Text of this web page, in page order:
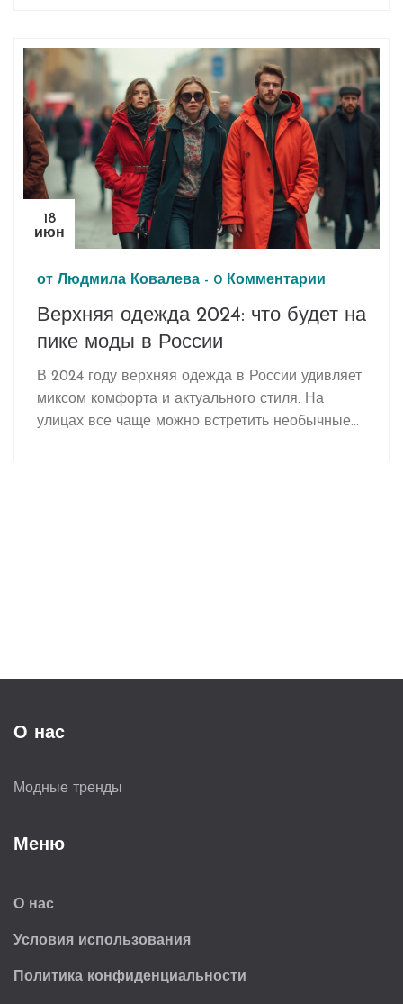
18
июн
от Людмила Ковалева - 0 Комментарии
Верхняя одежда 2024: что будет на
пике моды в России
В 2024 году верхняя одежда в России удивляет
миксом комфорта и актуального стиля. На
улицах все чаще можно встретить необычные
О нас
Модные тренды
Меню
О нас
Условия использования
Политика конфиденциальности